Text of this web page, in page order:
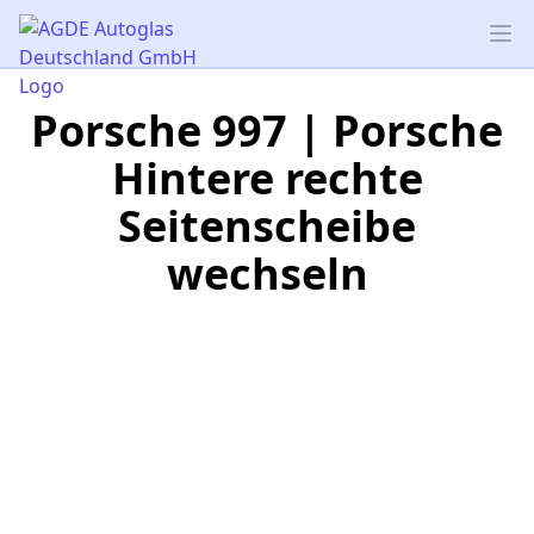
AGDE Autoglas Deutschland GmbH
Porsche 997 | Porsche
Hintere rechte
Seitenscheibe
wechseln